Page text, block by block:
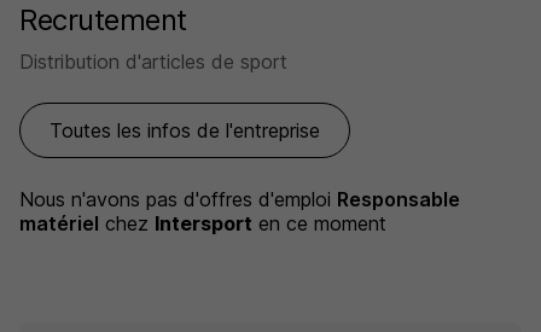
Recrutement
Distribution d'articles de sport
Toutes les infos de l'entreprise
Nous n'avons pas d'offres d'emploi Responsable
matériel chez Intersport en ce moment